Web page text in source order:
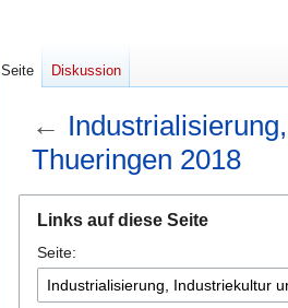
←
Thueringen 2018
Navigation
springen
Suche
springen
Links auf diese Seite
Seite:
Seite Diskussion